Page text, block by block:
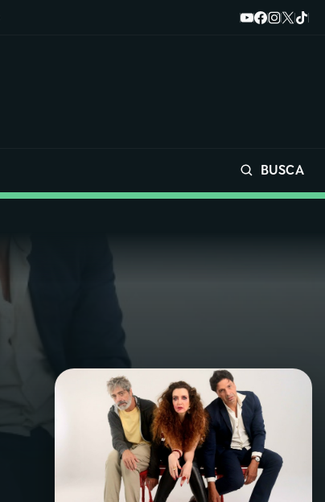
BUSCA